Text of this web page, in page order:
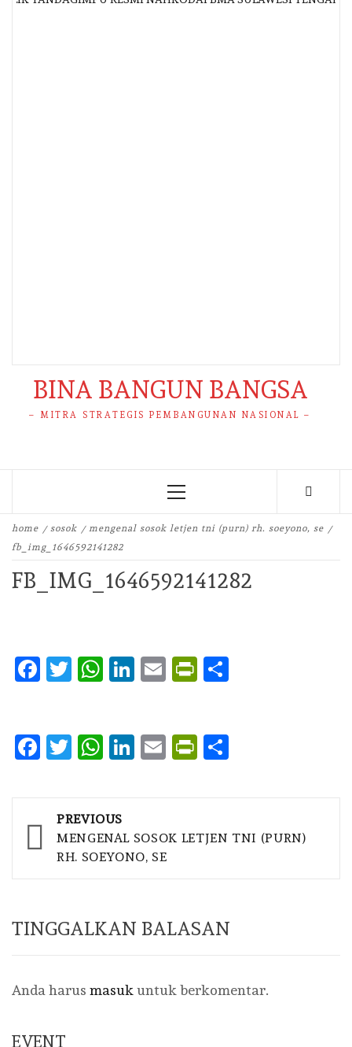
BINA BANGUN BANGSA
– MITRA STRATEGIS PEMBANGUNAN NASIONAL –
Primary
home sosok
mengenal sosok letjen tni (purn) rh. soeyono, se
fb_img_1646592141282
FB_IMG_1646592141282
Facebook
Twitter
WhatsApp
LinkedIn
EmailPrintFriendly
Facebook
Twitter
WhatsApp
LinkedIn
EmailPrintFriendly
Post
navigation
PREVIOUS
MENGENAL SOSOK LETJEN TNI (PURN)
RH. SOEYONO, SE
TINGGALKAN BALASAN
Anda harus masuk untuk berkomentar.
EVENT